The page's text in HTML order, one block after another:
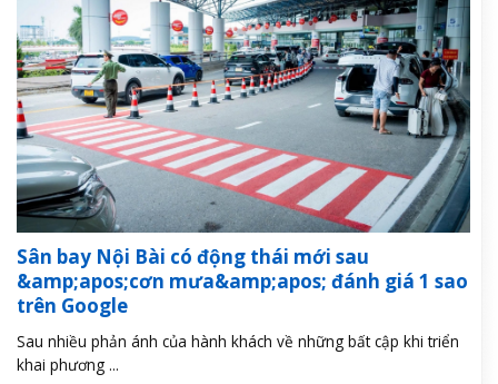
Sân bay Nội Bài có động thái mới sau
&amp;apos;cơn mưa&amp;apos; đánh giá 1 sao
trên Google
Sau nhiều phản ánh của hành khách về những bất cập khi triển
khai phương ...